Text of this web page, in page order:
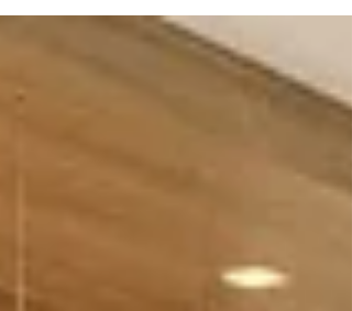
Descubra como automatizar tarefas
repetitivas na clínica médica com baixo
investimento, aumentar a produtividade
da equipe e reduzir erros operacionais.